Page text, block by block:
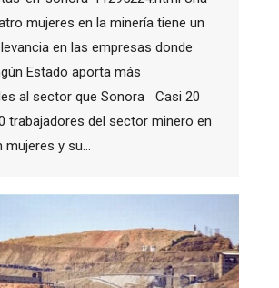
mujeres en la minería tiene un
en las empresas donde
Estado aporta más
al sector que Sonora Casi 20
trabajadores del sector minero en
y su…